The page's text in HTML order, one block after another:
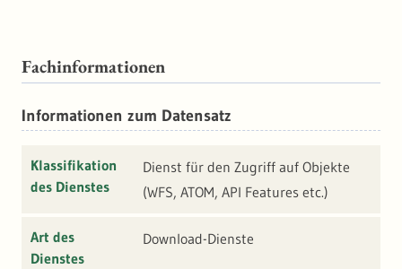
Fachinformationen
Informationen zum Datensatz
Klassifikation
des Dienstes
Dienst für den Zugriff auf Objekte
(WFS, ATOM, API Features etc.)
Art des
Dienstes
Download-Dienste